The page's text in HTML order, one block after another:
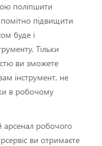
поліпшити
підвищити
буде і
Тільки
ви зможете
інструмент, не
в робочому
арсенал робочого
ви отримаєте